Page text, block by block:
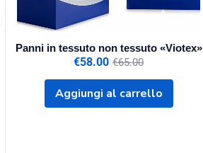
Panni in tessuto non tessuto «Viotex»
€58.00 €65.00
Aggiungi al carrello